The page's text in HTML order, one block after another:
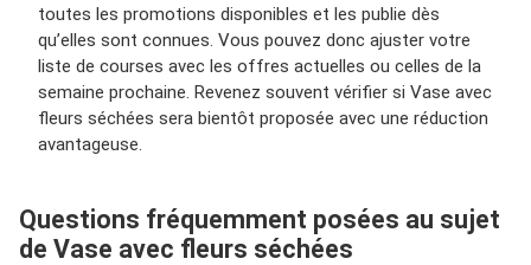
toutes les promotions disponibles et les publie dès
qu’elles sont connues. Vous pouvez donc ajuster votre
liste de courses avec les offres actuelles ou celles de la
semaine prochaine. Revenez souvent vérifier si Vase avec
fleurs séchées sera bientôt proposée avec une réduction
avantageuse.
Questions fréquemment posées au sujet
de Vase avec fleurs séchées